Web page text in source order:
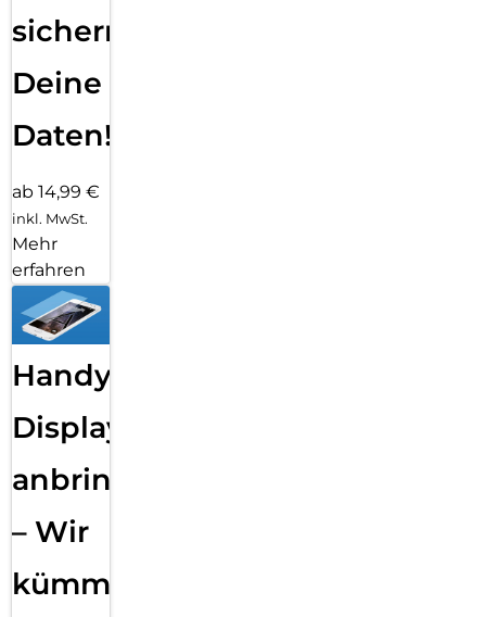
sichern
Deine
Daten!
ab 14,99 €
inkl. MwSt.
Mehr
erfahren
Handy
Displayfolie
anbringen
– Wir
kümmern